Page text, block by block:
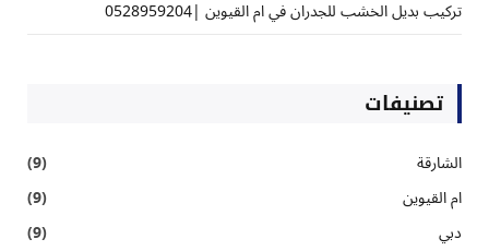
تركيب بديل الخشب للجدران في ام القيوين |0528959204
تصنيفات
الشارقة
(9)
ام القيوين
(9)
دبي
(9)